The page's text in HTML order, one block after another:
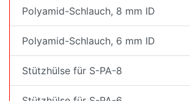
Polyamid-Schlauch, 8 mm ID
Polyamid-Schlauch, 6 mm ID
Stützhülse für S-PA-8